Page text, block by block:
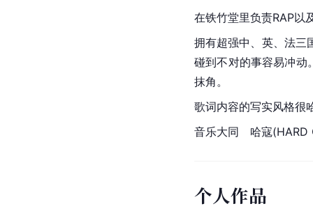
在铁竹堂里负责RAP以
拥有超强中、英、法三
碰到不对的事容易冲动
抹角。
歌词内容的写实风格很
音乐大同　哈寇(HARD
个人作品